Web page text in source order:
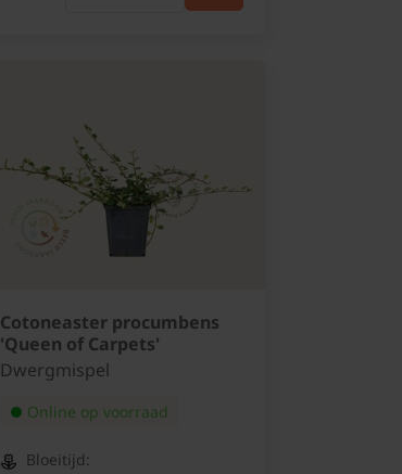
Cotoneaster procumbens
'Queen of Carpets'
Dwergmispel
Online op voorraad
Bloeitijd: